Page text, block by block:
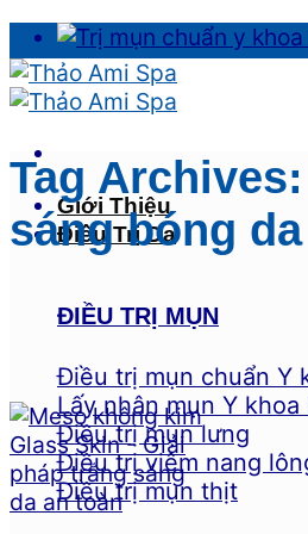
Skip
to
content
Giới Thiệu
Điều Trị Da
ĐIỀU TRỊ MỤN
Điều trị mụn chuẩn Y
Lấy nhân mụn Y khoa
Điều trị mụn lưng
Điều trị viêm nang
Điều trị mụn thịt
Tag Archives:
sáng bóng da